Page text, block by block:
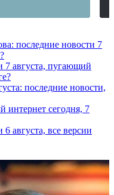
последние новости 7
7 августа, пугающий
последние новости,
интернет сегодня, 7
августа, все версии